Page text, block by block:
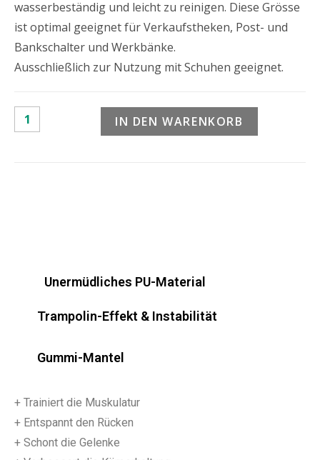
wasserbeständig und leicht zu reinigen. Diese Grösse
ist optimal geeignet für Verkaufstheken, Post- und
Bankschalter und Werkbänke.
Ausschließlich zur Nutzung mit Schuhen geeignet.
IN DEN WARENKORB
Unermüdliches PU-Material
Trampolin-Effekt & Instabilität
Gummi-Mantel
+ Trainiert die Muskulatur
+ Entspannt den Rücken
+ Schont die Gelenke